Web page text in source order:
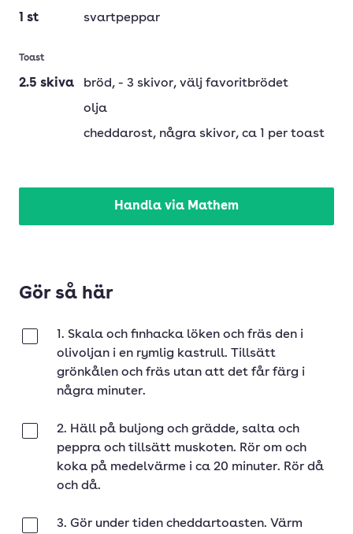
1 st svartpeppar
Toast
2.5 skiva bröd, - 3 skivor, välj favoritbrödet
olja
cheddarost, några skivor, ca 1 per toast
Handla via Mathem
Gör så här
1. Skala och finhacka löken och fräs den i
olivoljan i en rymlig kastrull. Tillsätt
grönkålen och fräs utan att det får färg i
några minuter.
2. Häll på buljong och grädde, salta och
peppra och tillsätt muskoten. Rör om och
koka på medelvärme i ca 20 minuter. Rör då
och då.
3. Gör under tiden cheddartoasten. Värm